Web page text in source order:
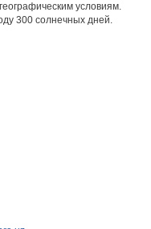
условиям.
300 солнечных дней.